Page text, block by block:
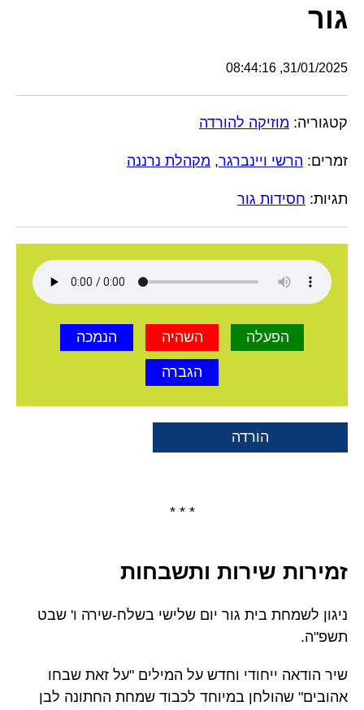
גור
31/01/2025, 08:44:16
קטגוריה: מוזיקה להורדה
זמרים: הרשי ויינברגר, מקהלת נרננה
תגיות: חסידות גור
הפעלה השהיה הנמכה
הגברה
הורדה
* * *
זמירות שירות ותשבחות
ניגון לשמחת בית גור יום שלישי בשלח-שירה ו' שבט
תשפ"ה.
שיר הודאה ייחודי וחדש על המילים "על זאת שבחו
אהובים" שהולחן במיוחד לכבוד שמחת החתונה לבן